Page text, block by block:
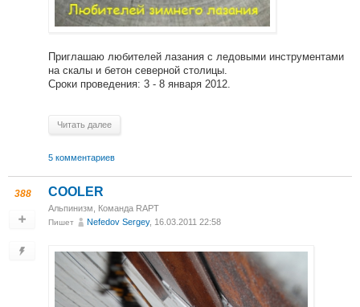
Приглашаю любителей лазания с ледовыми инструментами
на скалы и бетон северной столицы.
Сроки проведения: 3 - 8 января 2012.
Читать далее
5 комментариев
388 COOLER
Альпинизм Команда RAPT
Пишет Nefedov Sergey, 16.03.2011 22:58